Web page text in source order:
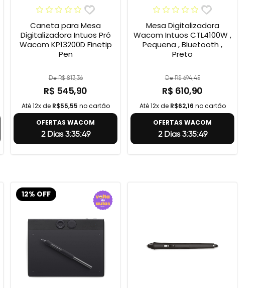
Caneta para Mesa
Digitalizadora Intuos Pró
Wacom KP13200D Finetip
Pen
De R$ 813,36
R$ 545,90
Até 12x de R$55,55 no cartão
OFERTAS WACOM
2 Dias 3:35:48
Mesa Digitalizadora
Wacom Intuos CTL4100W ,
Pequena , Bluetooth ,
Preto
De R$ 694,45
R$ 610,90
Até 12x de R$62,16 no cartão
OFERTAS WACOM
2 Dias 3:35:48
12% OFF